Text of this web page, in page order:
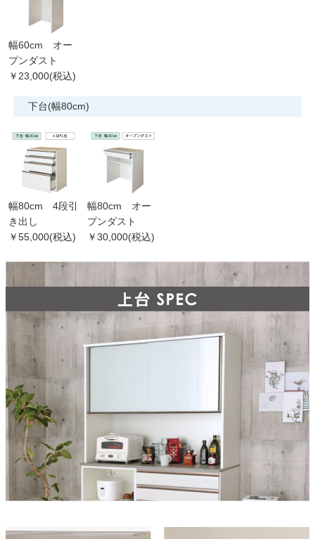
幅60cm オー
プンダスト
￥23,000(税込)
下台(幅80cm)
幅80cm 4段引
き出し
￥55,000(税込)
幅80cm オー
プンダスト
￥30,000(税込)